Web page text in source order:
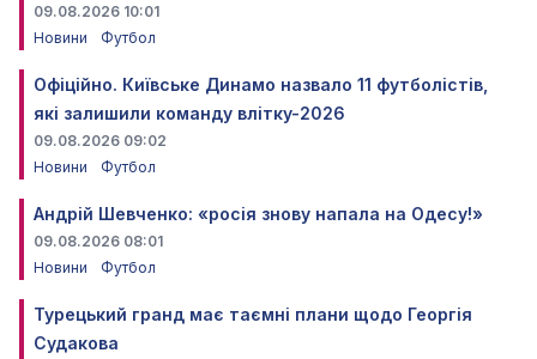
09.08.2026 10:01
Новини
Футбол
Офіційно. Київське Динамо назвало 11 футболістів,
які залишили команду влітку-2026
09.08.2026 09:02
Новини
Футбол
Андрій Шевченко: «росія знову напала на Одесу!»
09.08.2026 08:01
Новини
Футбол
Турецький гранд має таємні плани щодо Георгія
Судакова